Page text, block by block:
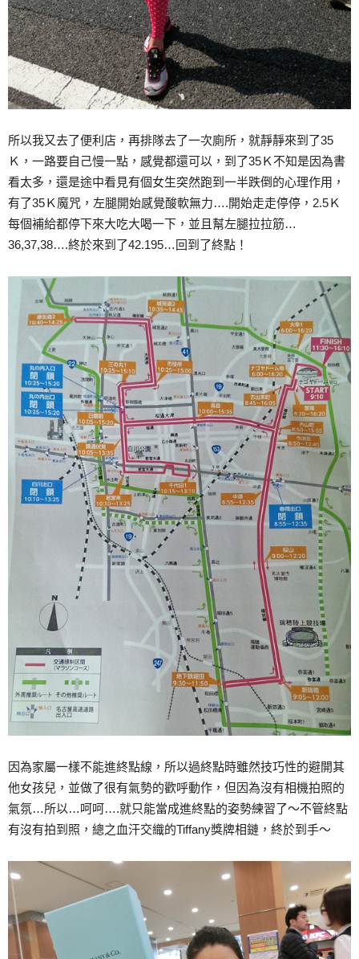
所以我又去了便利店，再排隊去了一次廁所，就靜靜來到了35
Ｋ，一路要自己慢一點，感覺都還可以，到了35Ｋ不知是因為書
看太多，還是途中看見有個女生突然跑到一半跌倒的心理作用，
有了35Ｋ魔咒，左腿開始感覺酸軟無力….開始走走停停，2.5Ｋ
每個補給都停下來大吃大喝一下，並且幫左腿拉拉筋…
36,37,38….終於來到了42.195…回到了終點！
因為家屬一樣不能進終點線，所以過終點時雖然技巧性的避開其
他女孩兒，並做了很有氣勢的歡呼動作，但因為沒有相機拍照的
氣氛…所以…呵呵….就只能當成進終點的姿勢練習了～不管終點
有沒有拍到照，總之血汗交織的Tiffany獎牌相鏈，終於到手～